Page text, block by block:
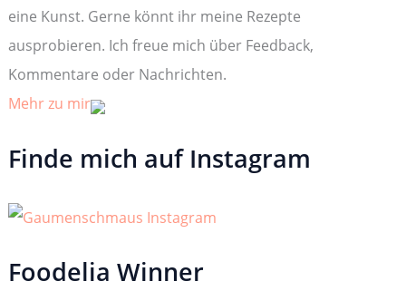
:eine Kunst. Gerne könnt ihr meine Rezepte
ausprobieren. Ich freue mich über Feedback,
Kommentare oder Nachrichten.
Mehr zu mir
Finde mich auf Instagram
Foodelia Winner